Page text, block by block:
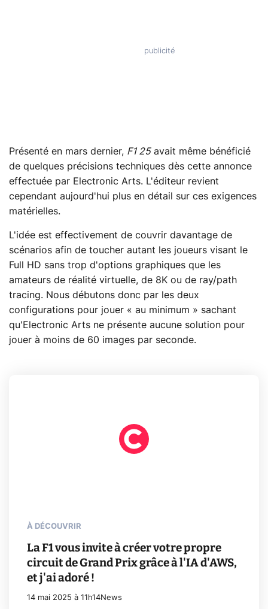
Présenté en mars dernier, F1 25avait même bénéficié
de quelques précisions techniques dès cette annonce
effectuée par Electronic Arts. L'éditeur revient
cependant aujourd'hui plus en détail sur ces exigences
matérielles.
L'idée est effectivement de couvrir davantage de
scénarios afin de toucher autant les joueurs visant le
Full HD sans trop d'options graphiques que les
amateurs de réalité virtuelle, de 8K ou de ray/path
tracing. Nous débutons donc par les deux
configurations pour jouer « au minimum » sachant
qu'Electronic Arts ne présente aucune solution pour
jouer à moins de 60 images par seconde.
À DÉCOUVRIR
La F1 vous invite à créer votre propre
circuit de Grand Prix grâce à l'IA d'AWS,
et j'ai adoré !
14 mai 2025 à 11h14News